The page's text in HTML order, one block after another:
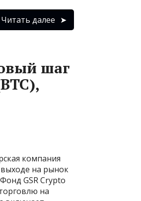
Читать далее
шаг
компания
на рынок
GSR Crypto
на